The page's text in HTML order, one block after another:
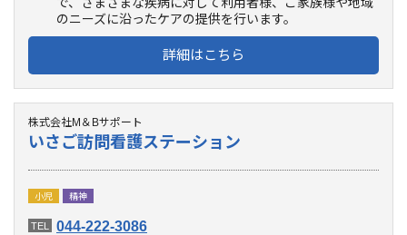
のニーズに沿ったケアの提供を行います。
詳細はこちら
株式会社M＆Bサポート
いさご訪問看護ステーション
小児 精神
TEL 044-222-3086